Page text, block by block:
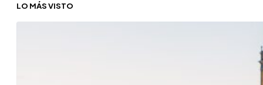
LO MÁS VISTO